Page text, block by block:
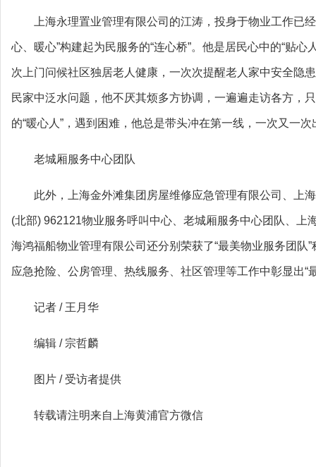
上海永理置业管理有限公司的江涛，投身于物业工作已
心、暖心”构建起为民服务的“连心桥”。他是居民心中的“贴
次上门问候社区独居老人健康，一次次提醒老人家中安全隐
民家中泛水问题，他不厌其烦多方协调，一遍遍走访各方，
的“暖心人”，遇到困难，他总是带头冲在第一线，一次又一
老城厢服务中心团队
此外，上海金外滩集团房屋维修应急管理有限公司、上
(北部) 962121物业服务呼叫中心、老城厢服务中心团队、上
海鸿福船物业管理有限公司还分别荣获了“最美物业服务团队
应急抢险、公房管理、热线服务、社区管理等工作中彰显出“
记者 / 王月华
编辑 / 宗哲麟
图片 / 受访者提供
转载请注明来自上海黄浦官方微信